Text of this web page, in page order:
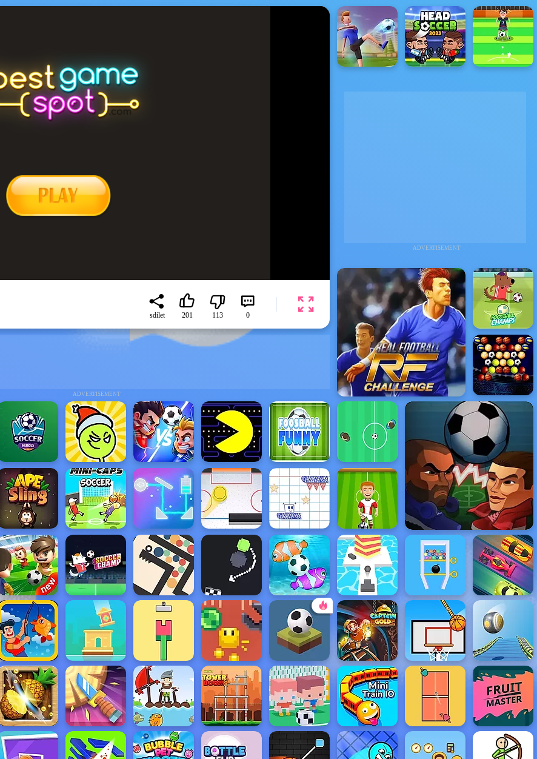
ADVERTISEMENT
ADVERTISEMENT
sdílet 201 113 0